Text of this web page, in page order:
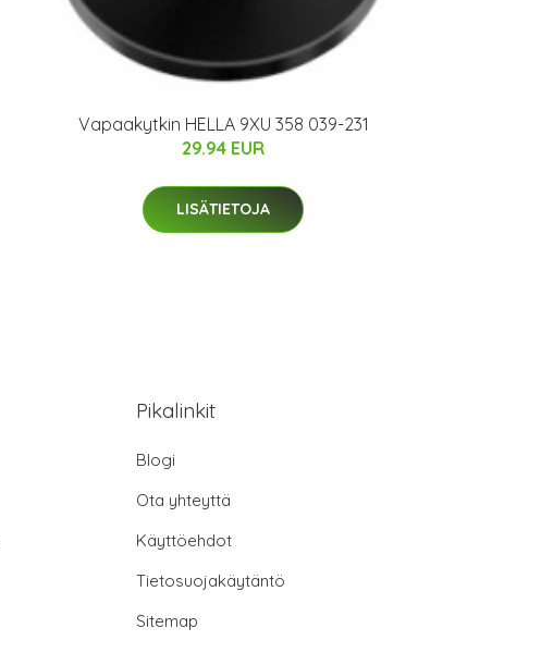
Vapaakytkin HELLA 9XU 358 039-231
29.94 EUR
LISÄTIETOJA
Pikalinkit
Blogi
Ota yhteyttä
Käyttöehdot
Tietosuojakäytäntö
Sitemap